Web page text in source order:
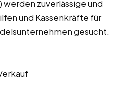
werden zuverlässige und
und Kassenkräfte für
gesucht.